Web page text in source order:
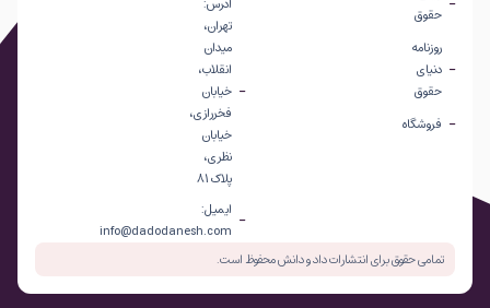
حقوق
روزنامه
دنیای
حقوق
فروشگاه
تهران،
میدان
انقلاب،
خیابان
فخررازی،
خیابان
نظری،
پلاک 81
ایمیل:
info@dadodanesh.com
تمامی حقوق برای انتشارات داد و دانش محفوظ است.